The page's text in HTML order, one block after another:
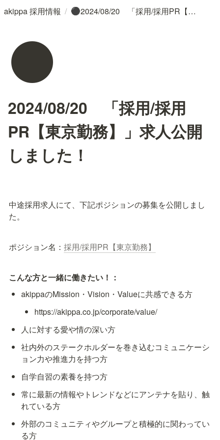
akippa 採用情報 / ⚫ 2024/08/20 「採用/採用PR【東京勤務】」求人公開しました！
⚫
2024/08/20 「採用/採用
PR【東京勤務】」求人公開
しました！
中途採用求人にて、下記ポジションの募集を公開しまし
た。
ポジション名： 採用/採用PR【東京勤務】
こんな方と一緒に働きたい！：
akippaのMission・Vision・Valueに共感できる方
https://akippa.co.jp/corporate/value/
人に対する愛や情の深い方
社内外のステークホルダーを巻き込むコミュニケーシ
ョン力や推進力を持つ方
自学自習の素養を持つ方
常に最新の情報やトレンドなどにアンテナを貼り、触
れている方
外部のコミュニティやグループと積極的に関わってい
る方